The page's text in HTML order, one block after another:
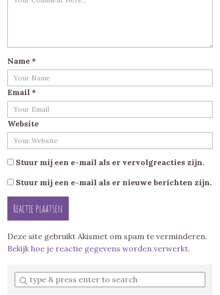
Name *
Email *
Website
Stuur mij een e-mail als er vervolgreacties zijn.
Stuur mij een e-mail als er nieuwe berichten zijn.
Deze site gebruikt Akismet om spam te verminderen.
Bekijk hoe je reactie gegevens worden verwerkt.
Enter
a